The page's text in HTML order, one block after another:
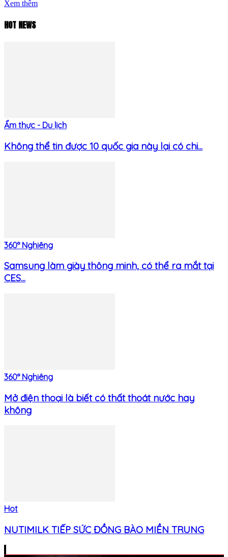
Xem thêm
HOT NEWS
Ẩm thực - Du lịch
Không thể tin được 10 quốc gia này lại có chi...
360° Nghiêng
Samsung làm giày thông minh, có thể ra mắt tại
CES...
360° Nghiêng
Mở điện thoại là biết có thất thoát nước hay
không
Hot
NUTIMILK TIẾP SỨC ĐỒNG BÀO MIỀN TRUNG